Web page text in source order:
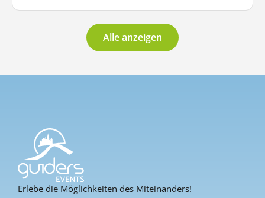
Alle anzeigen
Erlebe die Möglichkeiten des Miteinanders!